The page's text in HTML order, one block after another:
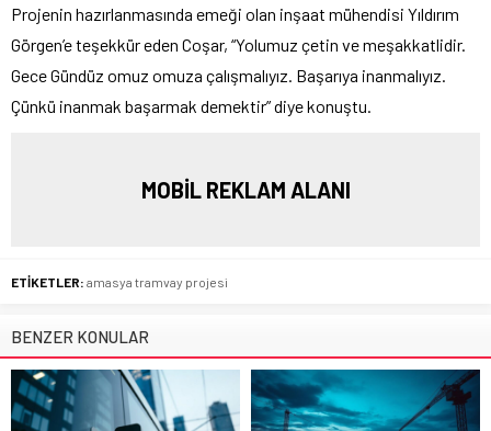
Projenin hazırlanmasında emeği olan inşaat mühendisi Yıldırım
Görgen’e teşekkür eden Coşar, “Yolumuz çetin ve meşakkatlidir.
Gece Gündüz omuz omuza çalışmalıyız. Başarıya inanmalıyız.
Çünkü inanmak başarmak demektir” diye konuştu.
MOBİL REKLAM ALANI
ETİKETLER: amasya tramvay projesi
BENZER KONULAR